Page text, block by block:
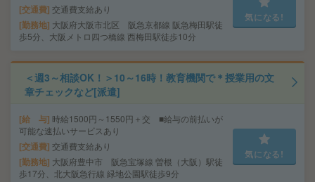
交通費 交通費支給あり
勤務地 大阪府大阪市北区 阪急京都線 阪急梅田駅徒
歩5分、大阪メトロ四つ橋線 西梅田駅徒歩10分
気になる!
＜週3～相談OK！＞10～16時！教育機関で＊授業用の文
章チェックなど[派遣]
給 与 時給1500円～1550円＋交 ■給与の前払いが
可能な速払いサービスあり
交通費 交通費支給あり
勤務地 大阪府豊中市 阪急宝塚線 曽根（大阪）駅徒
歩17分、北大阪急行線 緑地公園駅徒歩9分
気になる!